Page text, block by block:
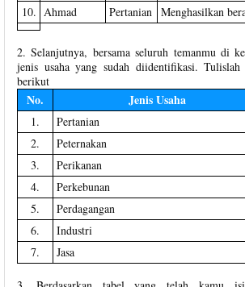
10. Ahmad Pertanian Menghasilkan
2. Selanjutnya, bersama seluruh temanmu di
jenis usaha yang sudah diidentifikasi.
berikut
No. Jenis Usaha
1. Pertanian
2.
Peternakan
3.
Perikanan
4.
Perkebunan
5.
Perdagangan
6.
Industri
7.
Jasa